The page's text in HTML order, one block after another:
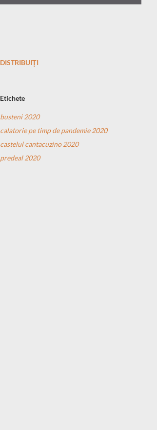
DISTRIBUIȚI
Etichete
busteni 2020
calatorie pe timp de pandemie 2020
castelul cantacuzino 2020
predeal 2020